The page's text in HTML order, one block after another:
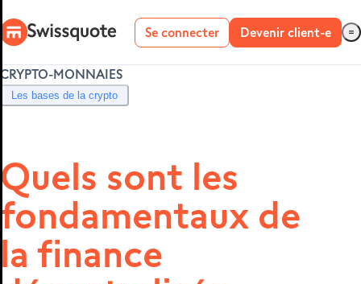
Se connecter
METATRADER 4
ET 5
Devenir client-e
CRYPTO-MONNAIES
Les bases de la crypto
Quels sont les
fondamentaux de
la finance